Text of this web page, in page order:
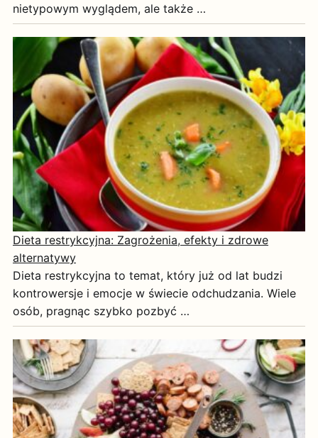
nietypowym wyglądem, ale także …
Dieta restrykcyjna: Zagrożenia, efekty i zdrowe
alternatywy
Dieta restrykcyjna to temat, który już od lat budzi
kontrowersje i emocje w świecie odchudzania. Wiele
osób, pragnąc szybko pozbyć …